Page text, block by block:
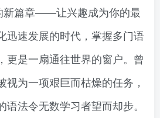
新篇章——让兴趣成为你的最
迅速发展的时代，掌握多门语
更是一扇通往世界的窗户。曾
视为一项艰巨而枯燥的任务，
法令无数学习者望而却步。